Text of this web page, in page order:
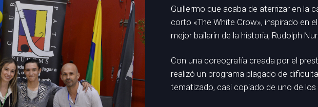
Guillermo que acaba de aterrizar en la
corto «The White Crow», inspirado en
mejor bailarín de la historia, Rudolph
Con una coreografía creada por el
realizó un programa plagado de
tematizado, casi copiado de uno de los